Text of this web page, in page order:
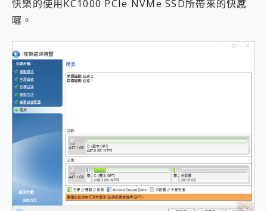
快樂的使用KC1000 PCIe NVMe SSD所帶來的快感
囉。